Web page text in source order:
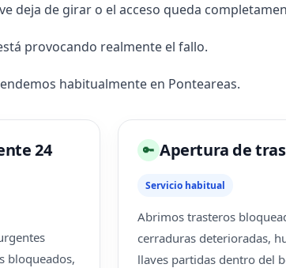
deja de girar o el acceso queda
provocando realmente el fallo.
habitualmente en Ponteareas.
24
bloqueados,
🔑 Apertura de
Servicio habitual
Abrimos trasteros
cerraduras deterioradas,
llaves partidas dentro del